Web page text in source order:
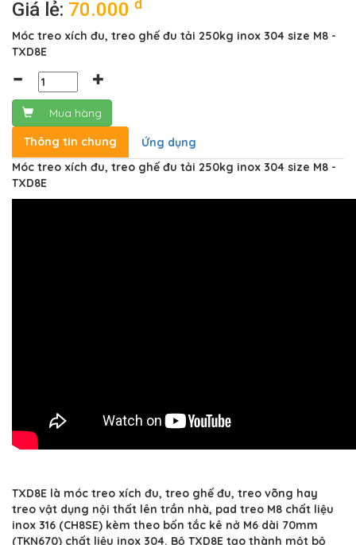
Giá lẻ: 70.000
Móc treo xích đu, treo ghế đu tải 250kg inox 304 size M8 -
TXD8E
Mua hàng
Thông tin chung
Ứng dụng
Móc treo xích đu, treo ghế đu tải 250kg inox 304 size M8 -
TXD8E
TXD8E là móc treo xích đu, treo ghế đu, treo võng hay
treo vật dụng nội thất lên trần nhà, pad treo M8 chất liệu
inox 316 (CH8SE) kèm theo bốn tắc kê nở M6 dài 70mm
(TKN670) chất liệu inox 304. Bộ TXD8E tạo thành một bộ